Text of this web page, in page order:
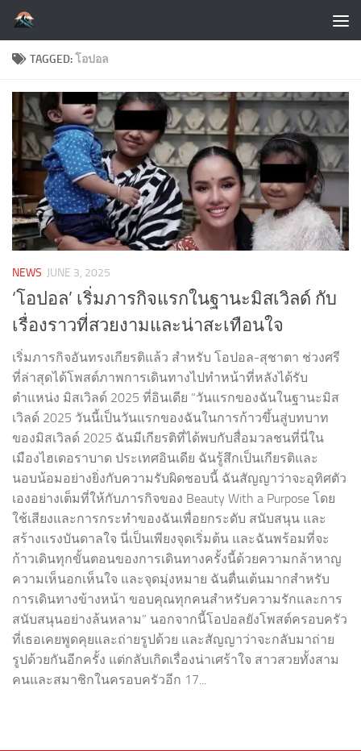
Skip to content
TAGGED:โอปอล
NEWS JUNE 3, 2025
‘โอปอล’ เริ่มภารกิจแรกในฐานะมิสเวิลด์ กับ
เรื่องราวที่สวยงามและน่าสะเทือนใจ
เริ่มภารกิจอันทรงเกียรติแล้ว สำหรับ โอปอล-สุชาตา ช่วงศรี
ที่ล่าสุดได้โพสต์ภาพการเดินทางไปทำหน้าที่หลังได้รับ
ตำแหน่ง มิสเวิลด์ 2025 ที่อินเดีย “วันแรกของฉันในฐานะมิส
เวิลด์ 2025 วันนี้เป็นวันแรกของฉันในการก้าวขึ้นสู่บทบาท
ของมิสเวิลด์ 2025 ฉันมีเกียรติที่ได้พบกับสื่อมวลชนที่นี่ใน
เมืองไฮเดอราบาด ประเทศอินเดีย ฉันรู้สึกเป็นเกียรติและ
นอบน้อมอย่างยิ่งกับความรับผิดชอบนี้ ฉันสัญญาว่าจะอุทิศตัว
เองอย่างเต็มที่ให้กับภารกิจของ Beauty With a Purpose โดย
ใช้เสียงและการกระทำของฉันเพื่อยกระดับ สนับสนุน และ
สร้างแรงบันดาลใจ นี่เป็นเพียงจุดเริ่มต้น และฉันพร้อมที่จะ
ก้าวเดินทุกขั้นตอนของการเดินทางครั้งนี้ด้วยความกล้าหาญ
ความเห็นอกเห็นใจ และจุดมุ่งหมาย ฉันตื่นเต้นมากสำหรับ
การเดินทางข้างหน้า ขอบคุณทุกคนสำหรับความรักและการ
สนับสนุนอย่างล้นหลาม” นอกจากนี้โอปอลยังโพสต์ครอบครัว
ที่เธอเคยพูดคุยและถ่ายรูปด้วย และสัญญาว่าจะกลับมาถ่าย
รูปด้วยกันอีกครั้ง แต่กลับเกิดเรื่องน่าเศร้าใจ สาวสวยทั้งสาม
คนและสมาชิกในครอบครัวอีก 17...